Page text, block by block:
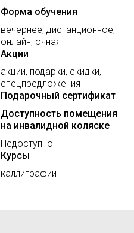
Форма обучения
вечернее, дистанционное,
онлайн, очная
Акции
акции, подарки, скидки,
спецпредложения
Подарочный сертификат
Доступность помещения
на инвалидной коляске
Недоступно
Курсы
каллиграфии